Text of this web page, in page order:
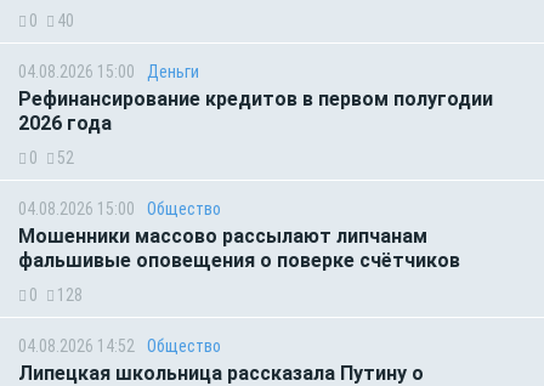
0 40
04.08.2026 15:00 Деньги
Рефинансирование кредитов в первом полугодии
2026 года
0 52
04.08.2026 15:00 Общество
Мошенники массово рассылают липчанам
фальшивые оповещения о поверке счётчиков
0 128
04.08.2026 14:52 Общество
Липецкая школьница рассказала Путину о